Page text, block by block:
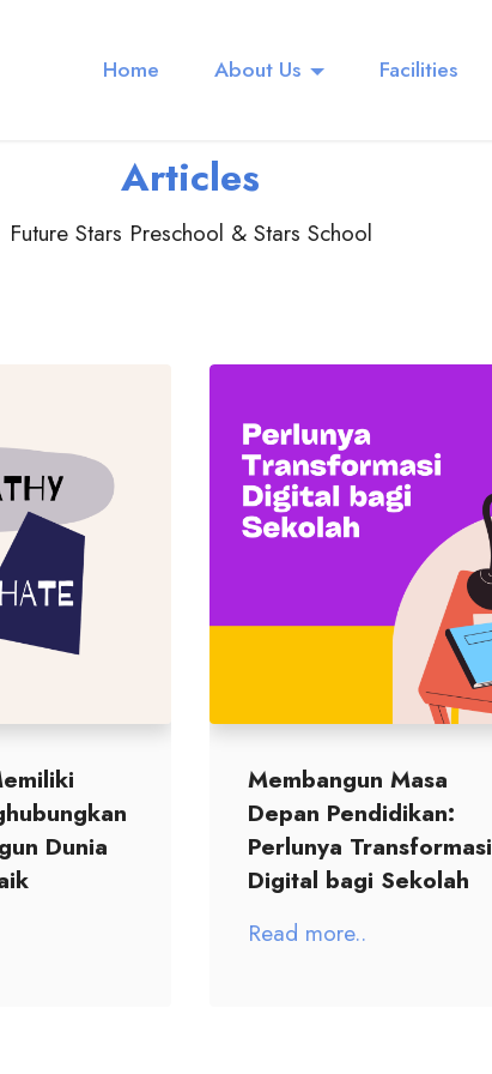
Home About Us Facilities
Articles
Future Stars Preschool & Stars School
Dunia
Membangun Masa
Depan Pendidikan:
Perlunya Transformasi
Digital bagi Sekolah
Read more..